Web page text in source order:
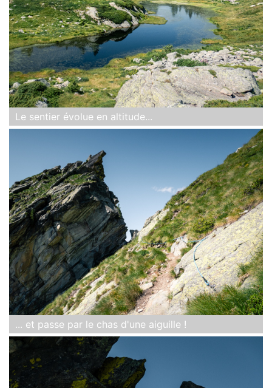
Le sentier évolue en altitude...
... et passe par le chas d'une aiguille !